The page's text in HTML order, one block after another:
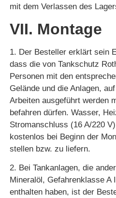
mit dem Verlassen des
VII. Montage
1. Der Besteller erklärt sein
dass die von Tankschutz
Personen mit den
Gelände und die Anlagen,
Arbeiten ausgeführt werden
befahren dürfen. Wasser,
Stromanschluss (16 A/220
kostenlos bei Beginn der
stellen bzw. zu liefern.
2. Bei Tankanlagen, die
Mineralöl, Gefahrenklasse A
enthalten haben, ist der